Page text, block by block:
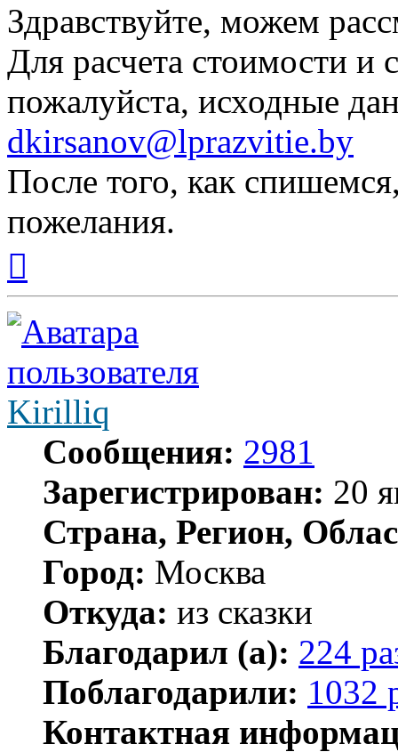
Здравствуйте, можем
Для расчета стоимости и
пожалуйста, исходные
dkirsanov@lprazvitie.by
После того, как
пожелания.
началу
Kirilliq
Сообщения: 2981
Зарегистрирован: 20
Страна, Регион,
Город: Москва
Откуда: из сказки
Благодарил (а): 224
Поблагодарили: 1032
Контактная